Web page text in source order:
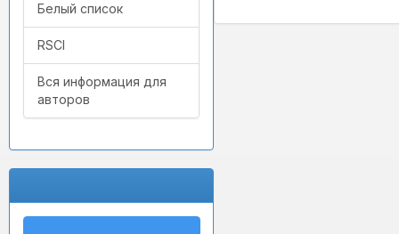
Белый список
RSCI
Вся информация для
авторов